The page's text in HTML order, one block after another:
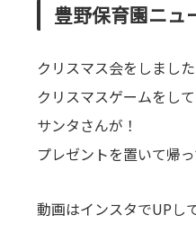
豊野保育園ニ
クリスマス会をしまし
クリスマスゲームをし
サンタさんが！
プレゼントを置いて帰
動画はインスタでUPし